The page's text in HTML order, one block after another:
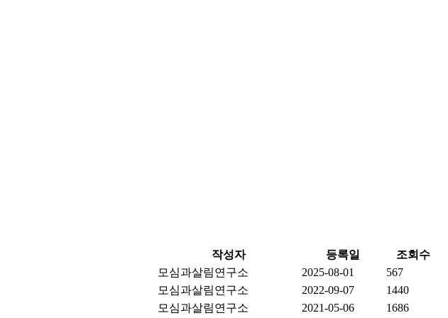
작성자 등록일
조회수
모심과살림연구소 2025-08-01
567
모심과살림연구소 2022-09-07
1440
모심과살림연구소 2021-05-06
1686